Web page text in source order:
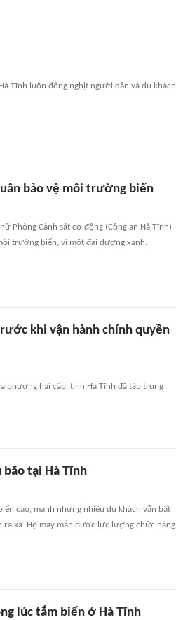
Tĩnh luôn đông nghịt người dân và du khách
bảo vệ môi trường biển
Phòng Cảnh sát cơ động (Công an Hà Tĩnh)
trường biển, vì một đại dương xanh.
khi vận hành chính quyền
phương hai cấp, tỉnh Hà Tĩnh đã tập trung
tại Hà Tĩnh
cao, mạnh nhưng nhiều du khách vẫn bất
xa. Họ may mắn được lực lượng chức năng
lúc tắm biển ở Hà Tĩnh